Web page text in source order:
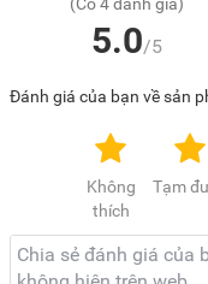
(Có 4 đánh giá)
5.0/5
Đánh giá của bạn về sản
Tạm
Không
thích